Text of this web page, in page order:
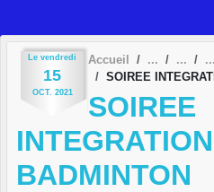
Le vendredi
15
OCT. 2021
Accueil
SOIREE
SOIREE
INTEGRATION
BADMINTON